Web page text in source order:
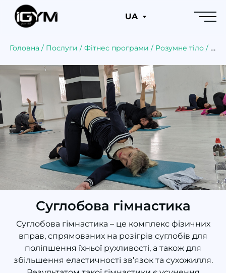
UA
Головна / Послуги /Фітнес програми / Розумне тіло /
Суглобова гімнастика
Суглобова гімнастика – це комплекс фізичних
вправ, спрямованих на розігрів суглобів для
поліпшення їхньої рухливості, а також для
збільшення еластичності зв’язок та сухожилля.